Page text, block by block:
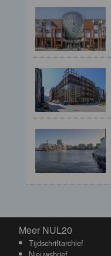
Meer NUL20
Meer NUL20
Tijdschriftarchief